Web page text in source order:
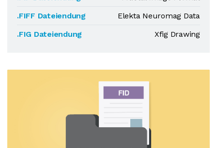
.FIFF Dateiendung
Elekta Neuromag Data
.FIG Dateiendung
Xfig Drawing